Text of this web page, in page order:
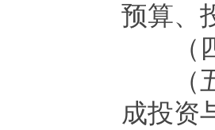
预算、
（四
（五
成投资